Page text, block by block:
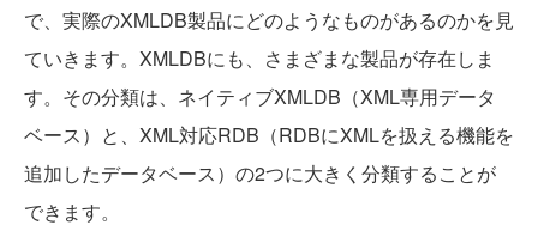
で、実際のXMLDB製品にどのようなものがあるのかを見
ていきます。XMLDBにも、さまざまな製品が存在しま
す。その分類は、ネイティブXMLDB（XML専用データ
ベース）と、XML対応RDB（RDBにXMLを扱える機能を
追加したデータベース）の2つに大きく分類することが
できます。